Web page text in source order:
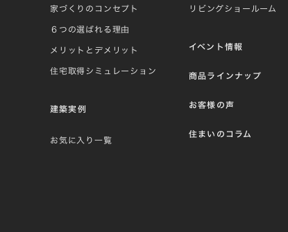
家づくりのコンセプト
６つの選ばれる理由
メリットとデメリット
住宅取得シミュレーション
建築実例
お気に入り一覧
リビングショールーム
イベント情報
商品ラインナップ
お客様の声
住まいのコラム